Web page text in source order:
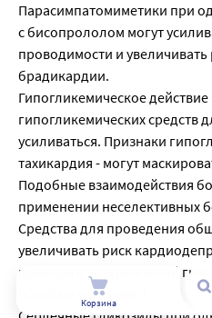
Парасимпатомиметики при
с бисопрололом могут
проводимости и увеличивать
брадикардии.
Гипогликемическое
гипогликемических средств
усиливаться. Признаки
тахикардия - могут
Подобные взаимодействия
применении неселективных
Средства для проведения
увеличивать риск
приводя к артериальной
"Особые указания").
Корзина
Куки необходимы для более
Мы используем куки для
Узнайте больше про